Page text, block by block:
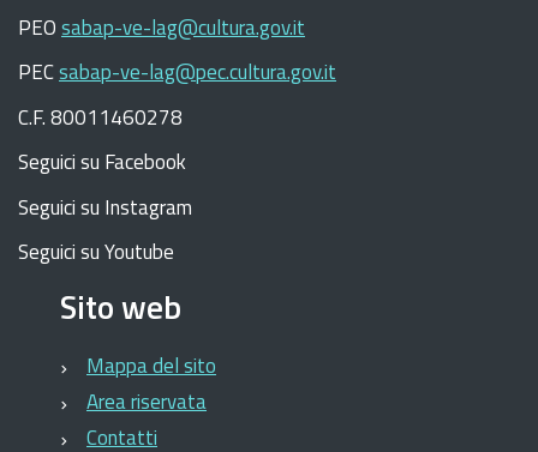
PEOsabap-ve-lag@cultura.gov.it
PECsabap-ve-lag@pec.cultura.gov.it
C.F. 80011460278
Seguici su Facebook
Seguici su Instagram
Seguici su Youtube
Sito web
Mappa del sito
Area riservata
Contatti